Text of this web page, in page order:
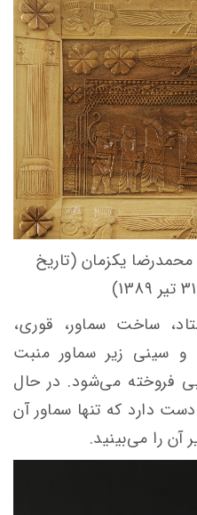
یکزمان (تاریخ
ساخت سماور، قوری،
و سینی زیر سماور منبت
فروخته می‌شود. در حال
دارد که تنها سماور آن
آن را می‌بینید.